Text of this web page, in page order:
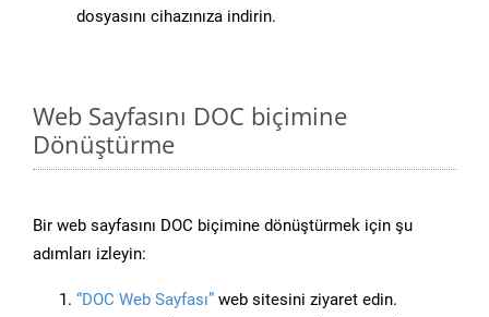
dosyasını cihazınıza indirin.
Web Sayfasını DOC biçimine
Dönüştürme
Bir web sayfasını DOC biçimine dönüştürmek için şu
adımları izleyin:
“DOC Web Sayfası” web sitesini ziyaret edin.